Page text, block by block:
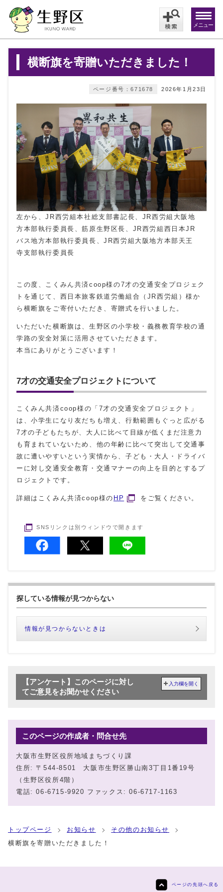
メニュー
横断旗を寄贈いただきました！
2026年1月23日
ページ番号：671678
左から、JR西労組本社総支部書記長、JR西労組大阪地
方本部執行委員長、筋原生野区長、JR西労組西日本JR
バス地方本部執行委員長、JR西労組大阪地方本部天王
寺支部執行委員長
この度、こくみん共済coop様の7才の交通安全プロジェク
トを通じて、西日本旅客鉄道労働組合（ JR西労組）様か
ら横断旗をご寄付いただき、寄贈式を行いました。
いただいた横断旗は、生野区の小学校・義務教育学校の通
学路の安全対策に活用させていただきます。
本当にありがとうございます！
7才の交通安全プロジェクトについて
こくみん共済coop様の「7才の交通安全プロジェクト」
は、小学生になり友だちも増え、行動範囲もぐっと広がる
7才の子どもたちが、大人に比べて目線が低くまだ注意力
も育まれていないため、他の年齢に比べて突出して交通事
故に遭いやすいという実情から、子ども・大人・ドライバ
ーに対し交通安全教育・交通マナーの向上を目的とするプ
ロジェクトです。
詳細はこくみん共済coop様の HP をご覧ください。
SNSリンクは別ウィンドウで開きます
探している情報が見つからない
情報が見つからないときは
【アンケート】このページに対し
てご意見をお聞かせください
入力欄を開く
このページの作成者・問合せ先
大阪市生野区役所地域まちづくり課
住所: 〒544-8501 大阪市生野区勝山南3丁目1番19号
（生野区役所4階）
電話: 06-6715-9920 ファックス: 06-6717-1163
トップページ お知らせ
その他のお知らせ
横断旗を寄贈いただきました！
ページの先頭へ戻る